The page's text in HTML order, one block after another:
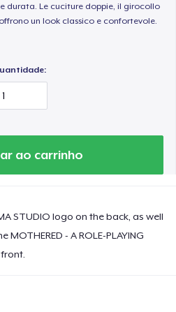
durata. Le cuciture doppie, il girocollo
un look classico e confortevole.
ao carrinho
STUDIO logo on the back, as well
- A ROLE-PLAYING